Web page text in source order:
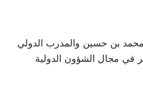
بن حسين والمدرب الدولي
في مجال الشؤون الدولية